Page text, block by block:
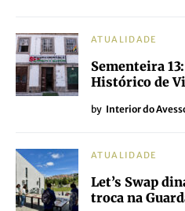
ATUALIDADE
Sementeira
Histórico de
by Interior do
ATUALIDADE
Let’s Swap
troca na